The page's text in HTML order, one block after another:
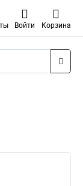
Войти Корзина